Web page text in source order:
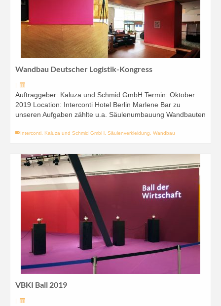
Wandbau Deutscher Logistik-Kongress
|
Auftraggeber: Kaluza und Schmid GmbH Termin: Oktober
2019 Location: Interconti Hotel Berlin Marlene Bar zu
unseren Aufgaben zählte u.a. Säulenumbauung Wandbauten
Interconti Kaluza und Schmid GmbH Säulenverkleidung Wandbau
VBKI Ball 2019
|